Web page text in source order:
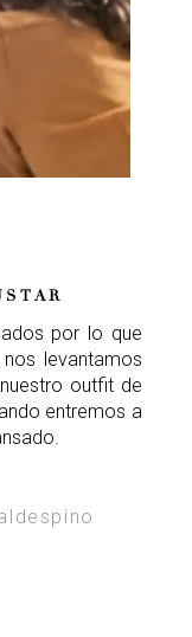
por lo que
levantamos
outfit de
entremos a